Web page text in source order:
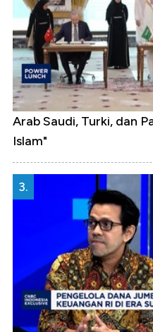
Arab Saudi, Turki, dan
Islam"
3.